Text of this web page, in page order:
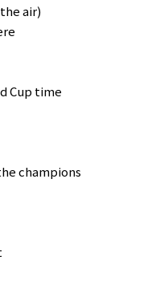
air)
Cup time
champions